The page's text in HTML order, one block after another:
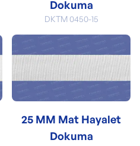
Dokuma
DKTM 0450-15
25 MM Mat Hayalet
Dokuma